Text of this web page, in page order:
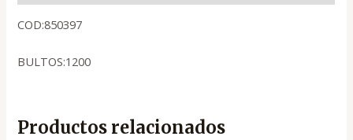
COD:850397
BULTOS:1200
Productos relacionados